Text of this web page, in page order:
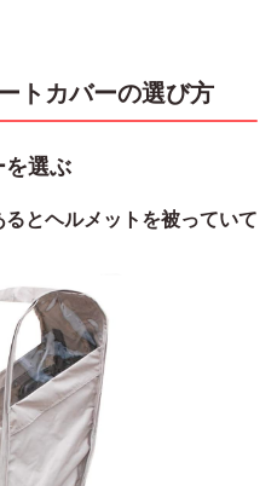
トカバーの選び方
を選ぶ
とヘルメットを被っていて